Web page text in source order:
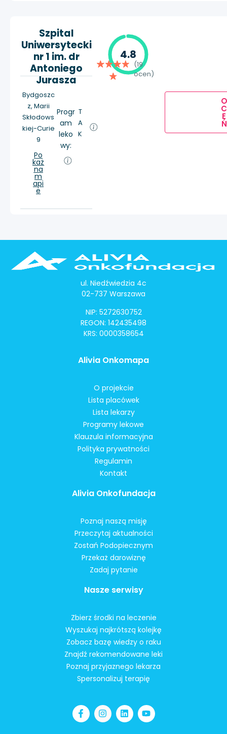
Szpital
Uniwersytecki
nr 1 im. dr
Antoniego
Jurasza
Bydgoszc
z, Marii
Skłodows
kiej-Curie
9
Po
każ
na
m
api
e
Progr
am
leko
wy:
T
A
K
4.8
(19
ocen)
O
C
E
Ń
ul. Niedźwiedzia 4c
02-737 Warszawa
NIP: 5272630752
REGON: 142435498
KRS: 0000358654
Alivia Onkomapa
O projekcie
Lista placówek
Lista lekarzy
Programy lekowe
Klauzula informacyjna
Polityka prywatności
Regulamin
Kontakt
Alivia Onkofundacja
Poznaj naszą misję
Przeczytaj aktualności
Zostań Podopiecznym
Przekaż darowiznę
Zadaj pytanie
Nasze serwisy
Zbierz środki na leczenie
Wyszukaj najkrótszą kolejkę
Zobacz bazę wiedzy o raku
Znajdź rekomendowane leki
Poznaj przyjaznego lekarza
Spersonalizuj terapię